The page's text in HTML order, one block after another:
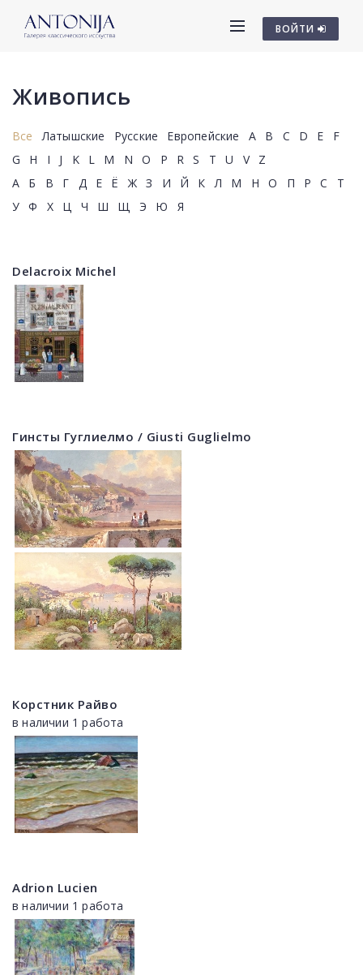
ВОЙТИ
Живопись
Все Латышские Русские Европейские A B C D E
F
G
H I J K L M N O P R S T U V
Z
А
Б В Г Д Е Ё Ж З И Й К Л М Н О П Р С
Т
У
Ф Х Ц Ч Ш Щ Э Ю Я
Delacroix Michel
Гинсты Гуглиелмо / Giusti Guglielmo
Корстник Райво
в наличии 1 работа
Adrion Lucien
в наличии 1 работа